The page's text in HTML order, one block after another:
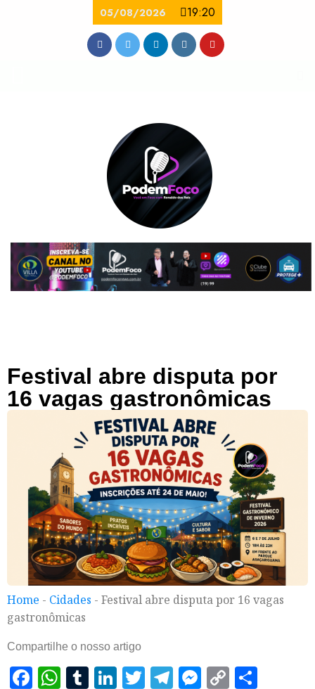
05/08/2026 19:20
Festival abre disputa por
16 vagas gastronômicas
Home - Cidades - Festival abre disputa por 16 vagas
gastronômicas
Compartilhe o nosso artigo
Facebook
WhatsApp
Tumblr
LinkedIn
Twitter
Telegram
Messenger
Copy